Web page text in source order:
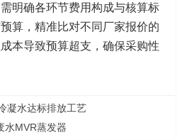
明确各环节费用构成与核算标
算，精准比对不同厂家报价的
本导致预算超支，确保采购性
凝水达标排放工艺
水MVR蒸发器